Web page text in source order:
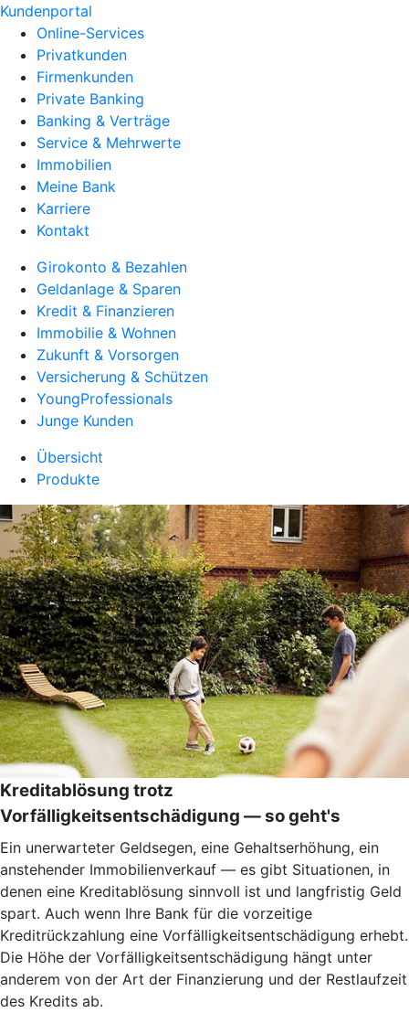
Kundenportal
Online-Services
Privatkunden
Firmenkunden
Private Banking
Banking & Verträge
Service & Mehrwerte
Immobilien
Meine Bank
Karriere
Kontakt
Girokonto & Bezahlen
Geldanlage & Sparen
Kredit & Finanzieren
Immobilie & Wohnen
Zukunft & Vorsorgen
Versicherung & Schützen
YoungProfessionals
Junge Kunden
Übersicht
Produkte
Kreditablösung trotz
Vorfälligkeitsentschädigung — so geht's
Ein unerwarteter Geldsegen, eine Gehaltserhöhung, ein
anstehender Immobilienverkauf — es gibt Situationen, in
denen eine Kreditablösung sinnvoll ist und langfristig Geld
spart. Auch wenn Ihre Bank für die vorzeitige
Kreditrückzahlung eine Vorfälligkeitsentschädigung erhebt.
Die Höhe der Vorfälligkeitsentschädigung hängt unter
anderem von der Art der Finanzierung und der Restlaufzeit
des Kredits ab.